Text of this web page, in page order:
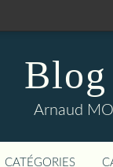
Arnaud
CATÉGORIES